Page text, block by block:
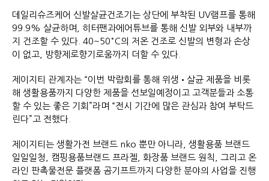
데일리슈즈케어 신발살균건조기는 상단에 부착된 UV램프를 통해
99.9% 살균하며, 히터팬과에어튜브를 통해 신발 외부와 내부까
지 건조할 수 있다. 40~50°C의 저온 건조로 신발의 변형과 손상
이 없고, 방향제로향기로움까지 더할 수 있다.
제이지티 관계자는 “이번 박람회를 통해 위생•살균 제품을 비롯
해 생활용품까지 다양한 제품을 선보일예정이고 고객분들과 소통
할 수 있는 좋은 기회”라며 “전시 기간에 많은 관심과 참여 부탁드
린다”고 전했다.
제이지티는 생활가전 브랜드 nko 뿐만 아니라, 생활용품 브랜드
일일일청, 캠핑용품브랜드 프라젤, 화장품 브랜드 원칙, 그리고 온
라인 판촉물전문 플랫폼 곰기프트까지 다양한 분야의 사업을 진행